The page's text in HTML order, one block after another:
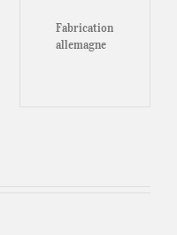
Fabrication
allemagne